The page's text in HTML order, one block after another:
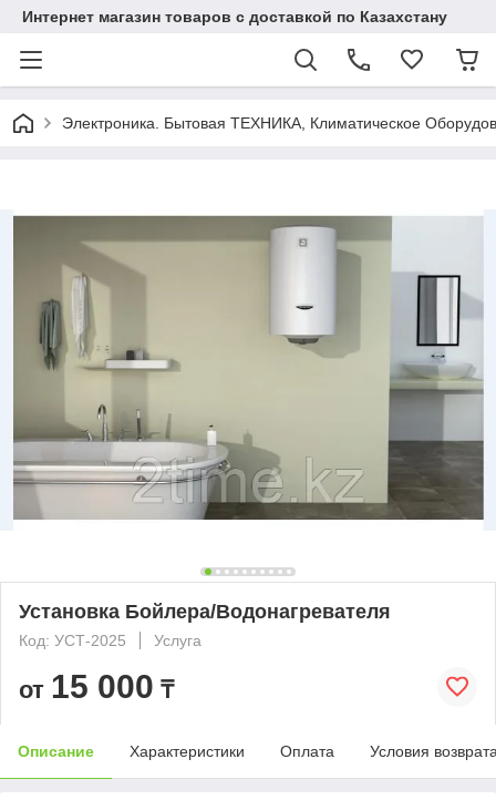
Интернет магазин товаров с доставкой по Казахстану
Электроника. Бытовая ТЕХНИКА, Климатическое
Установка Бойлера/Водонагревателя
Код: УСТ-2025 Услуга
от 15 000 ₸
Описание Характеристики Оплата Условия